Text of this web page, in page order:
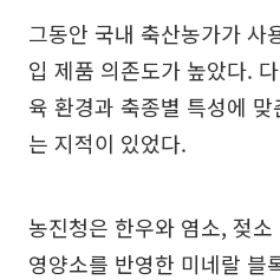
그동안 국내 축산농가가 사
입 제품 의존도가 높았다.
육 환경과 축종별 특성에
는 지적이 있었다.
농진청은 한우와 염소, 젖
영양소를 반영한 미네랄 블